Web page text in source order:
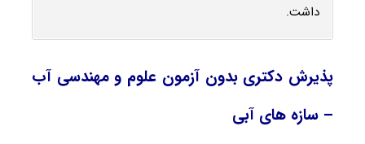
داشت.
پذیرش دکتری بدون آزمون علوم و مهندسی آب
– سازه ‌های آبی